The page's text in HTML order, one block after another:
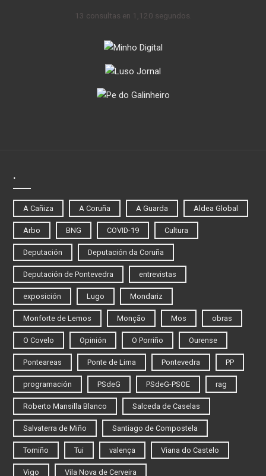
13 consultas en 1,120 segundos.
.
A Cañiza A Coruña A Guarda Aldea Global
Arbo BNG COVID-19 Cultura
Deputación Deputación da Coruña
Deputación de Pontevedra entrevistas
exposición Lugo Mondariz
Monforte de Lemos Monção Mos obras
O Covelo Opinión O Porriño Ourense
Ponteareas Ponte de Lima Pontevedra PP
programación PSdeG PSdeG-PSOE rag
Roberto Mansilla Blanco Salceda de Caselas
Salvaterra de Miño Santiago de Compostela
Tomiño Tui valença Viana do Castelo
Vigo Vila Nova de Cerveira